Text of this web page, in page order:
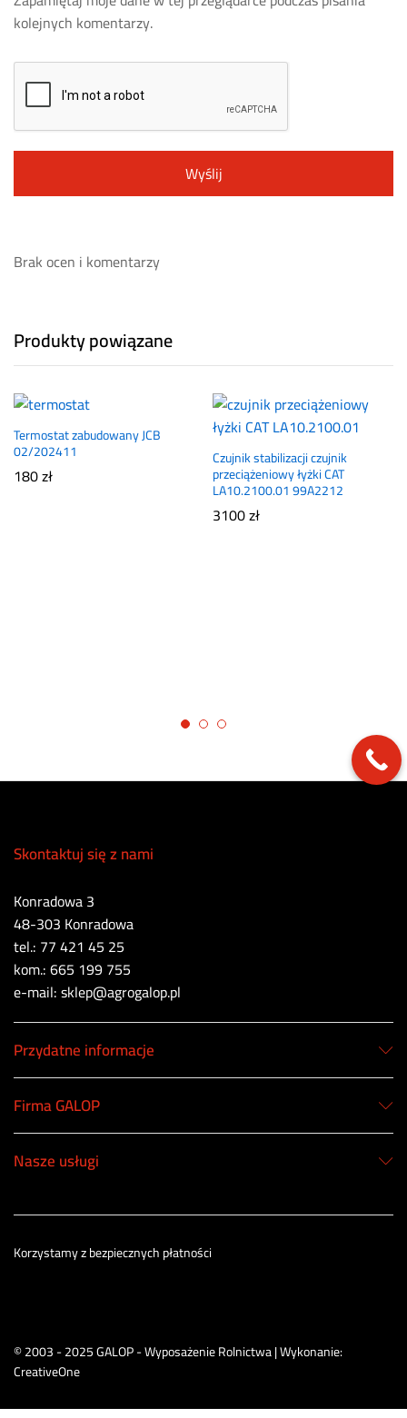
kolejnych komentarzy.
Brak ocen i komentarzy
Produkty powiązane
Termostat zabudowany JCB
02/202411
180zł
Czujnik stabilizacji czujnik
przeciążeniowy łyżki CAT
LA10.2100.01 99A2212
3100zł
Skontaktuj się z nami
Konradowa 3
48-303 Konradowa
tel.: 77 421 45 25
kom.: 665 199 755
e-mail: sklep@agrogalop.pl
Przydatne informacje
Firma GALOP
Nasze usługi
© 2003 - 2025 GALOP - Wyposażenie Rolnictwa | Wykonanie:
CreativeOne
Korzystamy z bezpiecznych płatności